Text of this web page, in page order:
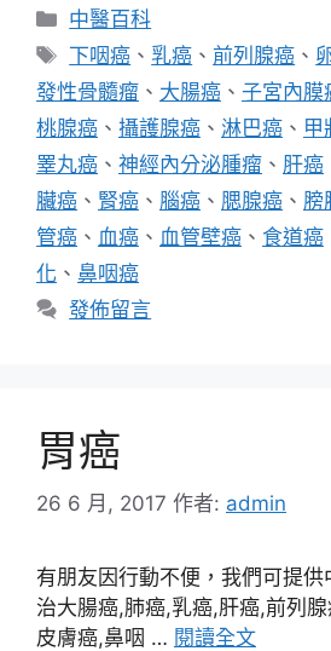
分
類
中醫百科
標
籤
下咽癌 、 乳癌 、前列腺癌 、
發性骨髓瘤 、 大腸癌 、 子宮內膜
桃腺癌 、 攝護腺癌 、 淋巴癌 、 甲
睪丸癌 、 神經內分泌腫瘤 、 肝癌
臟癌 、 腎癌 、 腦癌 、 腮腺癌 、 膀
管癌 、 血癌 、 血管壁癌 、 食道癌
化 、 鼻咽癌
發佈留言
胃癌
26 6 月, 2017 作者: admin
有朋友因行動不便，我們可提
治大腸癌,肺癌,乳癌,肝癌,前列
皮膚癌,鼻咽 … 閱讀全文